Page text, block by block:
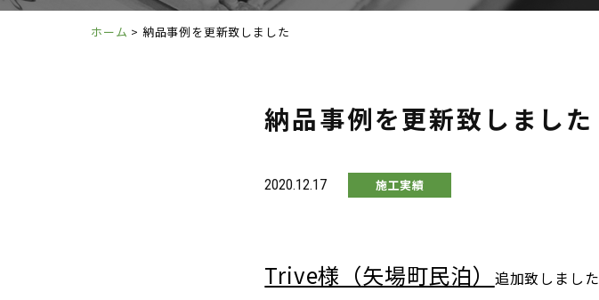
ホーム > 納品事例を更新致しました
納品事例を更新致しました
2020.12.17 施工実績
Trive様（矢場町民泊） 追加致しました